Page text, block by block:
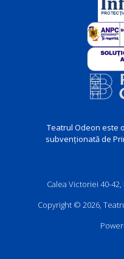
Teatrul Odeon este
subvenționată de
Calea Victoriei 40-
Copyright © 2026,